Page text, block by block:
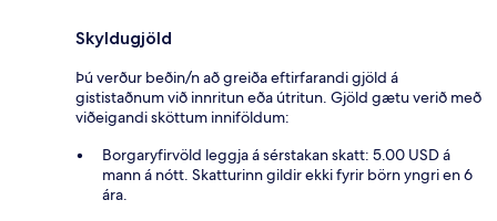
Skyldugjöld
Þú verður beðin/n að greiða eftirfarandi gjöld á
gististaðnum við innritun eða útritun. Gjöld gætu verið með
viðeigandi sköttum inniföldum:
Borgaryfirvöld leggja á sérstakan skatt: 5.00 USD á
mann á nótt. Skatturinn gildir ekki fyrir börn yngri en 6
ára.